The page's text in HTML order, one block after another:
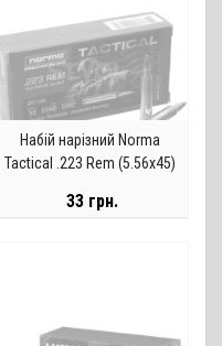
Набій нарізний Norma
Tactical .223 Rem (5.56х45)
33 грн.